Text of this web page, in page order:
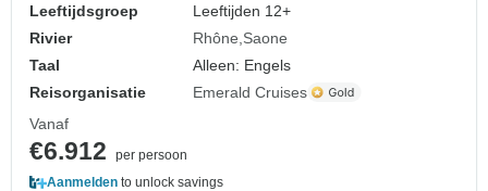
Leeftijdsgroep
Leeftijden 12+
Rivier
Rhône Saone
Taal
Alleen: Engels
Reisorganisatie
Emerald Cruises
Vanaf
€6.912
per persoon
Aanmelden to unlock savings